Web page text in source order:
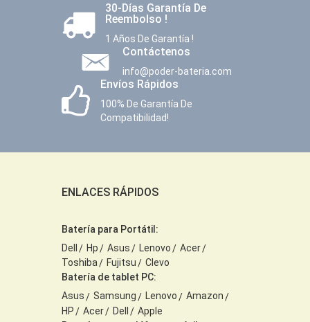
30-Días Garantía De
Reembolso !
1 Años De Garantía !
Contáctenos
info@poder-bateria.com
Envíos Rápidos
100% De Garantía De
Compatibilidad!
ENLACES RÁPIDOS
Batería para Portátil:
Dell
Hp Asus Lenovo
Acer
Toshiba
Fujitsu
Clevo
Batería de tablet PC:
Asus
Samsung Lenovo
Amazon
HP
Acer Dell
Apple